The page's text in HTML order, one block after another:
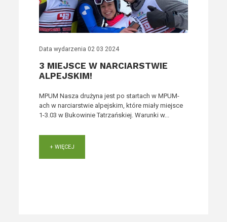
Data wydarzenia 02 03 2024
3 MIEJSCE W NARCIARSTWIE
ALPEJSKIM!
MPUM Nasza drużyna jest po startach w MPUM-
ach w narciarstwie alpejskim, które miały miejsce
1-3.03 w Bukowinie Tatrzańskiej. Warunki w...
+ WIĘCEJ